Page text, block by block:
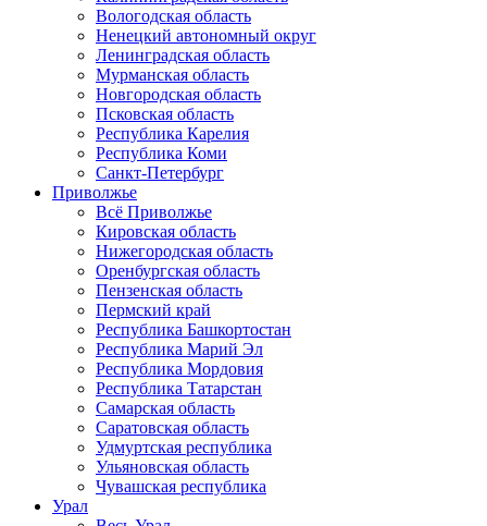
Вологодская область
Ненецкий автономный округ
Ленинградская область
Мурманская область
Новгородская область
Псковская область
Республика Карелия
Республика Коми
Санкт-Петербург
Приволжье
Всё Приволжье
Кировская область
Нижегородская область
Оренбургская область
Пензенская область
Пермский край
Республика Башкортостан
Республика Марий Эл
Республика Мордовия
Республика Татарстан
Самарская область
Саратовская область
Удмуртская республика
Ульяновская область
Чувашская республика
Урал